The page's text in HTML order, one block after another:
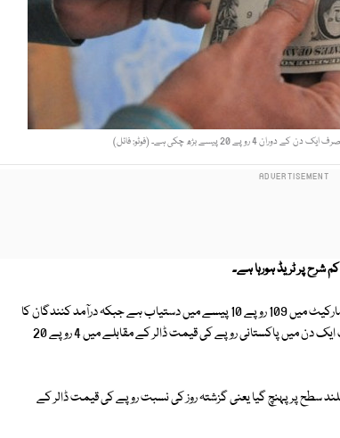
20 پیسے بڑھ چکی ہے۔ (فوٹو: فائل)
پر ٹریڈ ہورہا ہے۔
امریکی ڈالر جو گزشتہ روز تک 104 روپے 90 پیسے میں مل رہا تھا وہ آج اوپن مارکیٹ میں 109 روپے 10 پیسے میں دستیاب ہے جبکہ درآمد کنندگان کا
کہنا ہے کہ انٹربینک ریٹ پر بینکوں سے ڈالر مل ہی نہیں رہا۔ اس طرح صرف ایک دن میں پاکستانی روپے کی قیمت ڈالر کے مقابلے میں 4 روپے 20
بینکوں کے درمیان ڈالر کا لین دین 107.50 روپے کی بلند سطح پر پہنچ گیا یعنی گزشتہ روز کی نسبت روپے کی قیمت ڈالر کے